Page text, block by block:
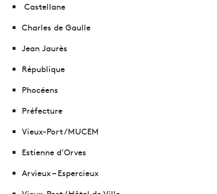
Castellane
Charles de Gaulle
Jean Jaurès
République
Phocéens
Préfecture
Vieux-Port /MUCEM
Estienne d’Orves
Arvieux – Espercieux